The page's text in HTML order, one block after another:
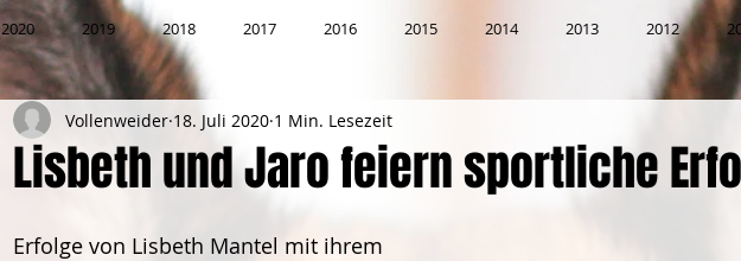
2020 2019 2018 2017 2016 2015 2014 2013 2012
Lisbeth und Jaro feiern sportliche
Vollenweider 18. Juli 2020 1 Min. Lesezeit
Erfolge von Lisbeth Mantel mit ihrem